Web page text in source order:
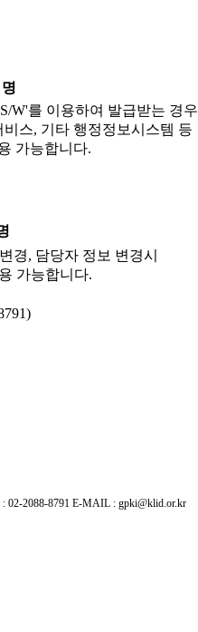
W'를 이용하여 발급받는 경우
스, 기타 행정정보시스템 등
가능합니다.
경, 담당자 정보 변경시
가능합니다.
2088-8791 E-MAIL : gpki@klid.or.kr